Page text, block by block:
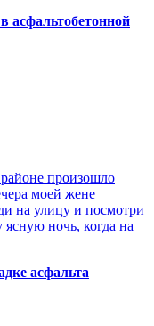
асфальтобетонной
произошло
моей жене
на улицу и посмотри
ночь, когда на
асфальта